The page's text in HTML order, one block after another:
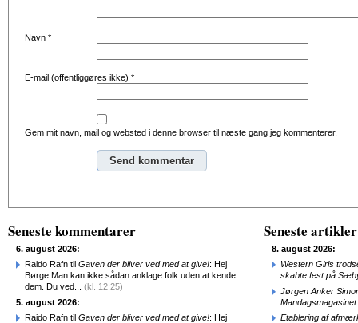
Navn *
E-mail (offentliggøres ikke) *
Gem mit navn, mail og websted i denne browser til næste gang jeg kommenterer.
Seneste kommentarer
6. august 2026:
Raido Rafn til Gaven der bliver ved med at give!: Hej
Børge Man kan ikke sådan anklage folk uden at kende
dem. Du ved... (kl. 12:25)
5. august 2026:
Raido Rafn til Gaven der bliver ved med at give!: Hej
Seneste artikler
8. august 2026:
Western Girls
skabte fest på
Jørgen Anker
Mandagsmagasinet
Etablering af